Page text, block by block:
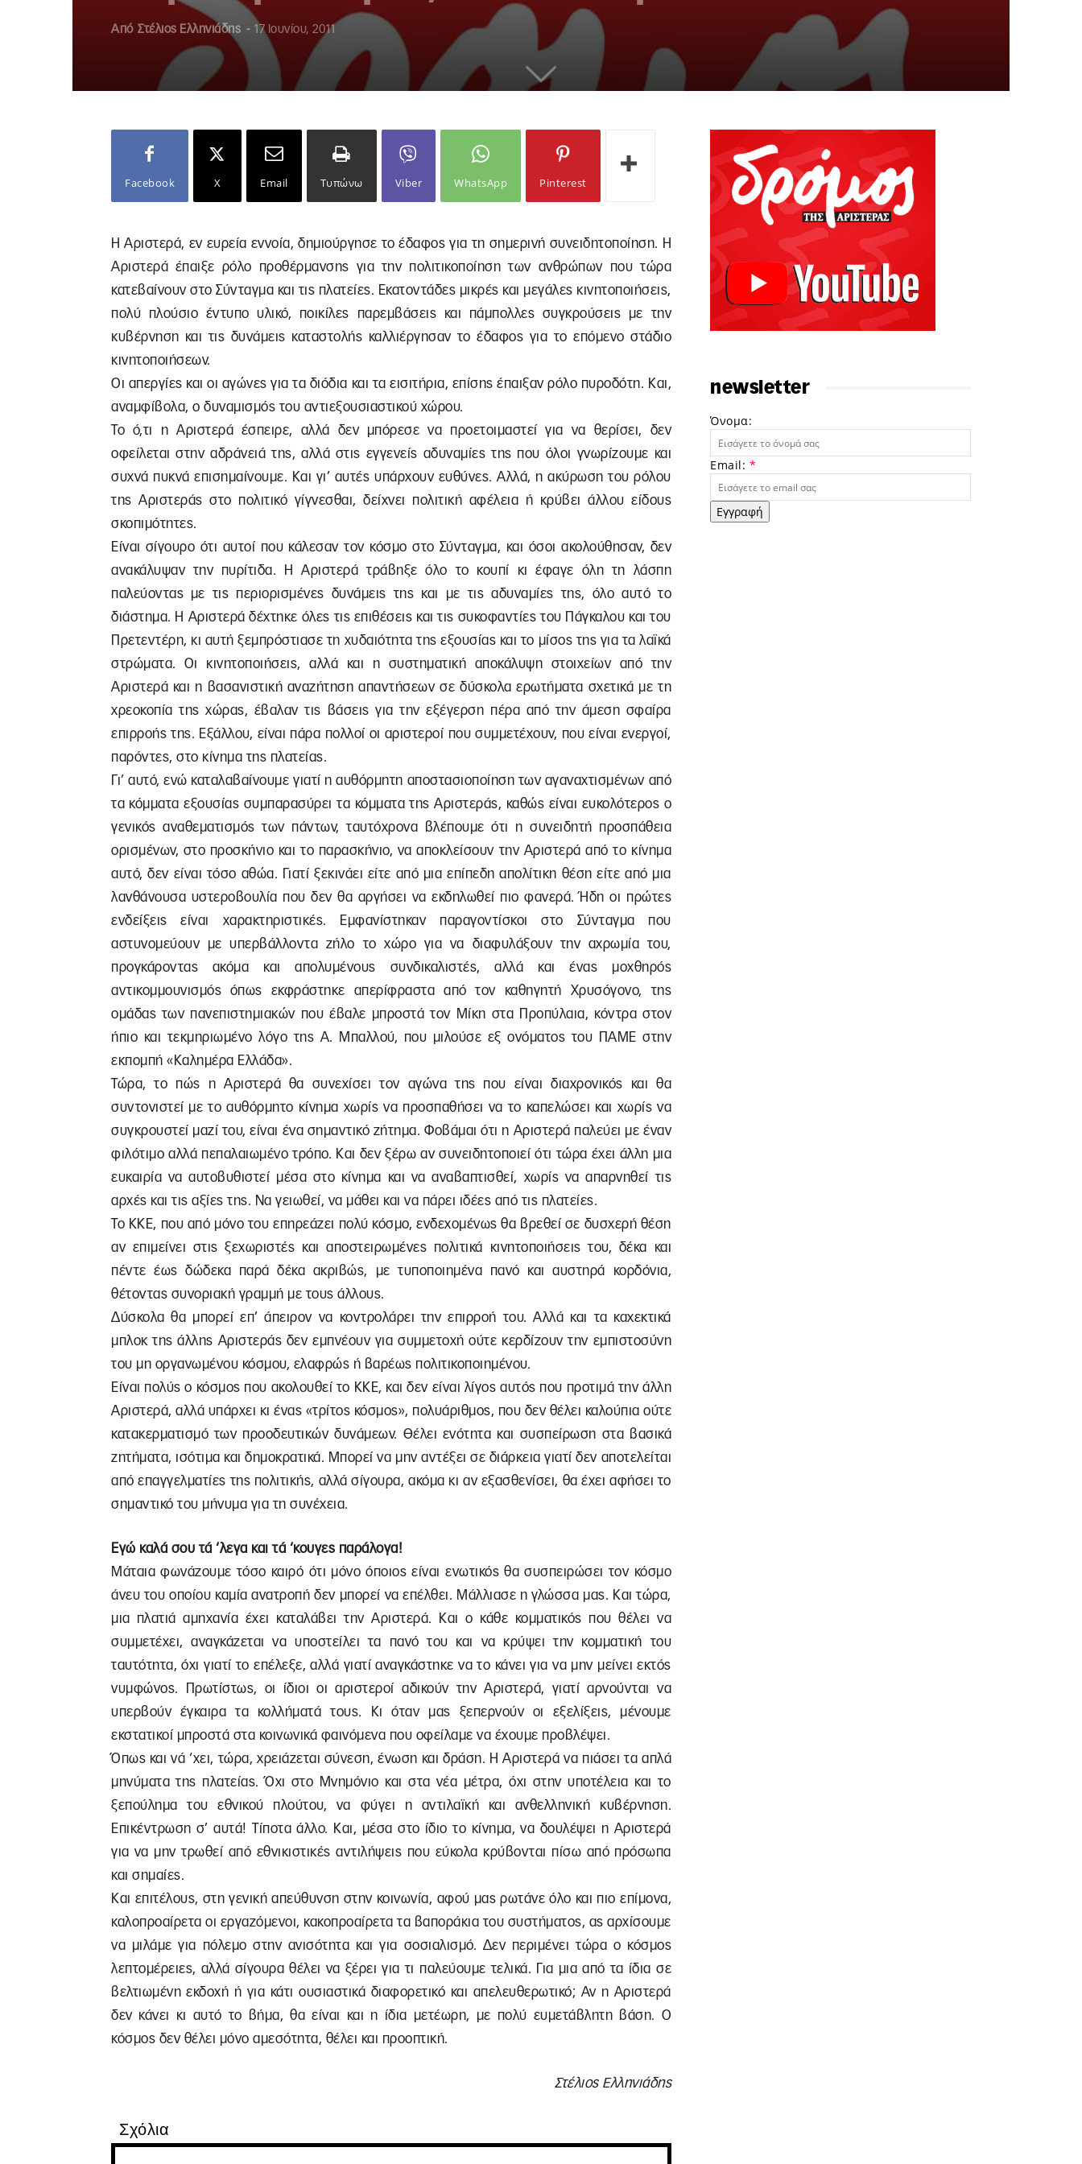
Από Στέλιος Ελληνιάδης - 17 Ιουνίου, 2011
Facebook X Email Τυπώνω Viber WhatsApp Pinterest
Η Αριστερά, εν ευρεία εννοία, δημιούργησε το έδαφος για τη σημερινή συνειδητοποίηση. Η
Αριστερά έπαιξε ρόλο προθέρμανσης για την πολιτικοποίηση των ανθρώπων που τώρα
κατεβαίνουν στο Σύνταγμα και τις πλατείες. Εκατοντάδες μικρές και μεγάλες κινητοποιήσεις,
πολύ πλούσιο έντυπο υλικό, ποικίλες παρεμβάσεις και πάμπολλες συγκρούσεις με την
κυβέρνηση και τις δυνάμεις καταστολής καλλιέργησαν το έδαφος για το επόμενο στάδιο
κινητοποιήσεων.
Οι απεργίες και οι αγώνες για τα διόδια και τα εισιτήρια, επίσης έπαιξαν ρόλο πυροδότη. Και,
αναμφίβολα, ο δυναμισμός του αντιεξουσιαστικού χώρου.
Το ό,τι η Αριστερά έσπειρε, αλλά δεν μπόρεσε να προετοιμαστεί για να θερίσει, δεν
οφείλεται στην αδράνειά της, αλλά στις εγγενείς αδυναμίες της που όλοι γνωρίζουμε και
συχνά πυκνά επισημαίνουμε. Και γι’ αυτές υπάρχουν ευθύνες. Αλλά, η ακύρωση του ρόλου
της Αριστεράς στο πολιτικό γίγνεσθαι, δείχνει πολιτική αφέλεια ή κρύβει άλλου είδους
σκοπιμότητες.
Είναι σίγουρο ότι αυτοί που κάλεσαν τον κόσμο στο Σύνταγμα, και όσοι ακολούθησαν, δεν
ανακάλυψαν την πυρίτιδα. Η Αριστερά τράβηξε όλο το κουπί κι έφαγε όλη τη λάσπη
παλεύοντας με τις περιορισμένες δυνάμεις της και με τις αδυναμίες της, όλο αυτό το
διάστημα. Η Αριστερά δέχτηκε όλες τις επιθέσεις και τις συκοφαντίες του Πάγκαλου και του
Πρετεντέρη, κι αυτή ξεμπρόστιασε τη χυδαιότητα της εξουσίας και το μίσος της για τα λαϊκά
στρώματα. Οι κινητοποιήσεις, αλλά και η συστηματική αποκάλυψη στοιχείων από την
Αριστερά και η βασανιστική αναζήτηση απαντήσεων σε δύσκολα ερωτήματα σχετικά με τη
χρεοκοπία της χώρας, έβαλαν τις βάσεις για την εξέγερση πέρα από την άμεση σφαίρα
επιρροής της. Εξάλλου, είναι πάρα πολλοί οι αριστεροί που συμμετέχουν, που είναι ενεργοί,
παρόντες, στο κίνημα της πλατείας.
Γι’ αυτό, ενώ καταλαβαίνουμε γιατί η αυθόρμητη αποστασιοποίηση των αγαναχτισμένων από
τα κόμματα εξουσίας συμπαρασύρει τα κόμματα της Αριστεράς, καθώς είναι ευκολότερος ο
γενικός αναθεματισμός των πάντων, ταυτόχρονα βλέπουμε ότι η συνειδητή προσπάθεια
ορισμένων, στο προσκήνιο και το παρασκήνιο, να αποκλείσουν την Αριστερά από το κίνημα
αυτό, δεν είναι τόσο αθώα. Γιατί ξεκινάει είτε από μια επίπεδη απολίτικη θέση είτε από μια
λανθάνουσα υστεροβουλία που δεν θα αργήσει να εκδηλωθεί πιο φανερά. Ήδη οι πρώτες
ενδείξεις είναι χαρακτηριστικές. Εμφανίστηκαν παραγοντίσκοι στο Σύνταγμα που
αστυνομεύουν με υπερβάλλοντα ζήλο το χώρο για να διαφυλάξουν την αχρωμία του,
προγκάροντας ακόμα και απολυμένους συνδικαλιστές, αλλά και ένας μοχθηρός
αντικομμουνισμός όπως εκφράστηκε απερίφραστα από τον καθηγητή Χρυσόγονο, της
ομάδας των πανεπιστημιακών που έβαλε μπροστά τον Μίκη στα Προπύλαια, κόντρα στον
ήπιο και τεκμηριωμένο λόγο της Α. Μπαλλού, που μιλούσε εξ ονόματος του ΠΑΜΕ στην
εκπομπή «Καλημέρα Ελλάδα».
Τώρα, το πώς η Αριστερά θα συνεχίσει τον αγώνα της που είναι διαχρονικός και θα
συντονιστεί με το αυθόρμητο κίνημα χωρίς να προσπαθήσει να το καπελώσει και χωρίς να
συγκρουστεί μαζί του, είναι ένα σημαντικό ζήτημα. Φοβάμαι ότι η Αριστερά παλεύει με έναν
φιλότιμο αλλά πεπαλαιωμένο τρόπο. Και δεν ξέρω αν συνειδητοποιεί ότι τώρα έχει άλλη μια
ευκαιρία να αυτοβυθιστεί μέσα στο κίνημα και να αναβαπτισθεί, χωρίς να απαρνηθεί τις
αρχές και τις αξίες της. Να γειωθεί, να μάθει και να πάρει ιδέες από τις πλατείες.
Το ΚΚΕ, που από μόνο του επηρεάζει πολύ κόσμο, ενδεχομένως θα βρεθεί σε δυσχερή θέση
αν επιμείνει στις ξεχωριστές και αποστειρωμένες πολιτικά κινητοποιήσεις του, δέκα και
πέντε έως δώδεκα παρά δέκα ακριβώς, με τυποποιημένα πανό και αυστηρά κορδόνια,
θέτοντας συνοριακή γραμμή με τους άλλους.
Δύσκολα θα μπορεί επ’ άπειρον να κοντρολάρει την επιρροή του. Αλλά και τα καχεκτικά
μπλοκ της άλλης Αριστεράς δεν εμπνέουν για συμμετοχή ούτε κερδίζουν την εμπιστοσύνη
του μη οργανωμένου κόσμου, ελαφρώς ή βαρέως πολιτικοποιημένου.
Είναι πολύς ο κόσμος που ακολουθεί το ΚΚΕ, και δεν είναι λίγος αυτός που προτιμά την άλλη
Αριστερά, αλλά υπάρχει κι ένας «τρίτος κόσμος», πολυάριθμος, που δεν θέλει καλούπια ούτε
κατακερματισμό των προοδευτικών δυνάμεων. Θέλει ενότητα και συσπείρωση στα βασικά
ζητήματα, ισότιμα και δημοκρατικά. Μπορεί να μην αντέξει σε διάρκεια γιατί δεν αποτελείται
από επαγγελματίες της πολιτικής, αλλά σίγουρα, ακόμα κι αν εξασθενίσει, θα έχει αφήσει το
σημαντικό του μήνυμα για τη συνέχεια.
Εγώ καλά σου τά ‘λεγα και τά ‘κουγες παράλογα!
Μάταια φωνάζουμε τόσο καιρό ότι μόνο όποιος είναι ενωτικός θα συσπειρώσει τον κόσμο
άνευ του οποίου καμία ανατροπή δεν μπορεί να επέλθει. Μάλλιασε η γλώσσα μας. Και τώρα,
μια πλατιά αμηχανία έχει καταλάβει την Αριστερά. Και ο κάθε κομματικός που θέλει να
συμμετέχει, αναγκάζεται να υποστείλει τα πανό του και να κρύψει την κομματική του
ταυτότητα, όχι γιατί το επέλεξε, αλλά γιατί αναγκάστηκε να το κάνει για να μην μείνει εκτός
νυμφώνος. Πρωτίστως, οι ίδιοι οι αριστεροί αδικούν την Αριστερά, γιατί αρνούνται να
υπερβούν έγκαιρα τα κολλήματά τους. Κι όταν μας ξεπερνούν οι εξελίξεις, μένουμε
εκστατικοί μπροστά στα κοινωνικά φαινόμενα που οφείλαμε να έχουμε προβλέψει.
Όπως και νά ‘χει, τώρα, χρειάζεται σύνεση, ένωση και δράση. Η Αριστερά να πιάσει τα απλά
μηνύματα της πλατείας. Όχι στο Μνημόνιο και στα νέα μέτρα, όχι στην υποτέλεια και το
ξεπούλημα του εθνικού πλούτου, να φύγει η αντιλαϊκή και ανθελληνική κυβέρνηση.
Επικέντρωση σ’ αυτά! Τίποτα άλλο. Και, μέσα στο ίδιο το κίνημα, να δουλέψει η Αριστερά
για να μην τρωθεί από εθνικιστικές αντιλήψεις που εύκολα κρύβονται πίσω από πρόσωπα
και σημαίες.
Και επιτέλους, στη γενική απεύθυνση στην κοινωνία, αφού μας ρωτάνε όλο και πιο επίμονα,
καλοπροαίρετα οι εργαζόμενοι, κακοπροαίρετα τα βαποράκια του συστήματος, ας αρχίσουμε
να μιλάμε για πόλεμο στην ανισότητα και για σοσιαλισμό. Δεν περιμένει τώρα ο κόσμος
λεπτομέρειες, αλλά σίγουρα θέλει να ξέρει για τι παλεύουμε τελικά. Για μια από τα ίδια σε
βελτιωμένη εκδοχή ή για κάτι ουσιαστικά διαφορετικό και απελευθερωτικό; Αν η Αριστερά
δεν κάνει κι αυτό το βήμα, θα είναι και η ίδια μετέωρη, με πολύ ευμετάβλητη βάση. Ο
κόσμος δεν θέλει μόνο αμεσότητα, θέλει και προοπτική.
Στέλιος Ελληνιάδης
Σχόλια
newsletter
Όνομα:
Email: *
Εγγραφή